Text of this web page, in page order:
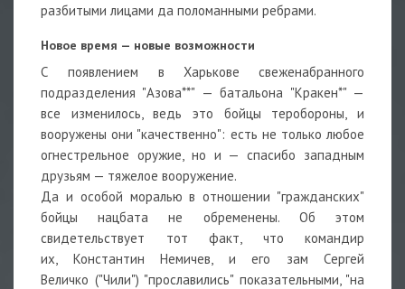
разбитыми лицами да поломанными ребрами.
Новое время — новые возможности
С появлением в Харькове свеженабранного
подразделения "Азова**" — батальона "Кракен*" —
все изменилось, ведь это бойцы теробороны, и
вооружены они "качественно": есть не только любое
огнестрельное оружие, но и — спасибо западным
друзьям — тяжелое вооружение.
Да и особой моралью в отношении "гражданских"
бойцы нацбата не обременены. Об этом
свидетельствует тот факт, что командир
их, Константин Немичев, и его зам Сергей
Величко ("Чили") "прославились" показательными, "на